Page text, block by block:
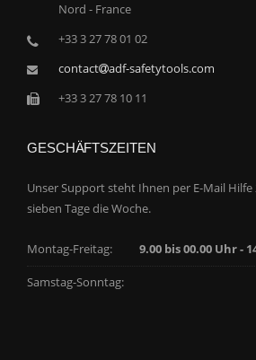
Nord - France
+33 3 27 78 01 02
contact
adf-safetytools.com
+33 3 27 78 10 11
GESCHÄFTSZEITEN
Unser Support steht Ihnen per E-Mail Hilfe
sieben Tage die Woche.
Montag-Freitag: 9.00 bis 00.00 Uhr -
Samstag-Sonntag: